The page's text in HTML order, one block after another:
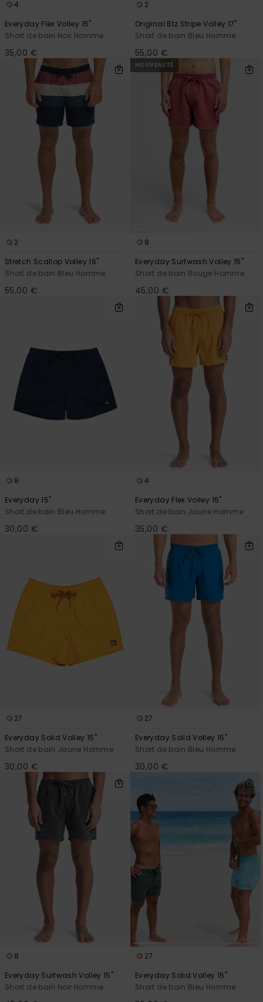
les plus
fréquentes
et notre
de
contact.
Consulter
la FAQ
4
Everyday Flex Volley 15"
Short de bain Noir Homme
35,00 €
2
Original Btz Stripe Volley 17"
Short de bain Bleu Homme
55,00 €
2
Stretch Scallop Volley 16"
Short de bain Bleu Homme
55,00 €
NOUVEAUTÉ
8
Everyday Surfwash Volley 15"
Short de bain Rouge Homme
45,00 €
8
Everyday 15"
Short de bain Bleu Homme
30,00 €
4
Everyday Flex Volley 15"
Short de bain Jaune Homme
35,00 €
27
Everyday Solid Volley 15"
Short de bain Jaune Homme
30,00 €
27
Everyday Solid Volley 15"
Short de bain Bleu Homme
30,00 €
8
Everyday Surfwash Volley 15"
Short de bain Noir Homme
27
Everyday Solid Volley 15"
Short de bain Bleu Homme